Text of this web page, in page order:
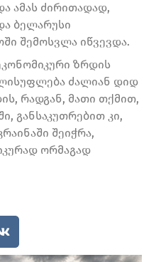
ამას ძირითადად,
ბელარუსი
შემოსვლა იწვევდა.
ზრდის
ძალიან დიდ
რადგან, მათი თქმით,
განსაკუთრებით კი,
შეიჭრა,
ორმაგად